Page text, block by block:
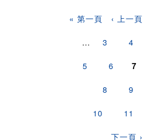
« 第一頁 ‹ 上一頁
… 3 4
5 6 7
8 9
10 11
下一頁 ›